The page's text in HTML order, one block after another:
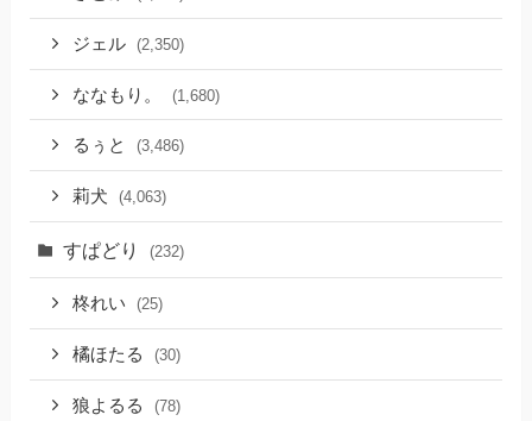
ジェル (2,350)
ななもり。 (1,680)
るぅと (3,486)
莉犬 (4,063)
すぱどり (232)
柊れい (25)
橘ほたる (30)
狼よるる (78)